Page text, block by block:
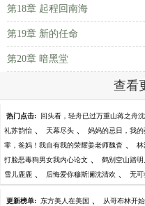
第18章 起程回南海
第19章 新的任命
第20章 暗黑堂
查看
热门点击: 回头看，轻舟已过万重山蒋之舟
礼苏韵怡 、 天幕尽头 、 妈妈的忌日，我
零，爸妈！我自有我的荣耀姜老师魏杳 、 林
打脸恶毒狗男女我内心论文 、 鹤别空山踏
雪儿鹿鹿 、 后悔爱你穆斯澜沈清欢 、 无可
更新榜单: 东方美人在美国 、 从哥布林开